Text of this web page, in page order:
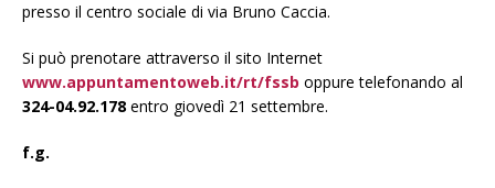
presso il centro sociale di via Bruno Caccia.
Si può prenotare attraverso il sito Internet
www.appuntamentoweb.it/rt/fssb oppure telefonando al
324-04.92.178 entro giovedì 21 settembre.
f.g.